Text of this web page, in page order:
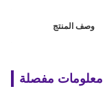
وصف المنتج
معلومات مفصلة